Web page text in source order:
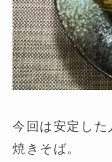
今回は安定した
焼きそば。